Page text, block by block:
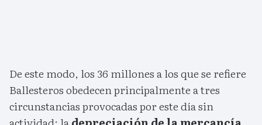
De este modo, los 36 millones a los que se refiere
Ballesteros obedecen principalmente a tres
circunstancias provocadas por este día sin